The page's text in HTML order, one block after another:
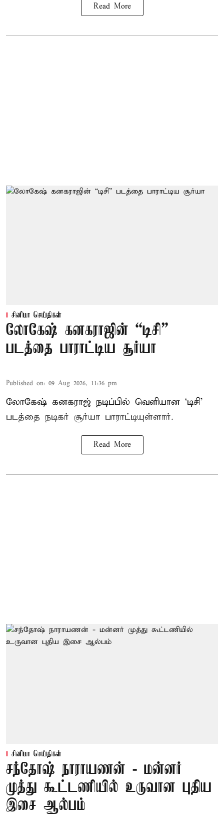
Read More
சினிமா செய்திகள்
லோகேஷ் கனகராஜின் “டிசி”
படத்தை பாராட்டிய சூர்யா
Published on: 09 Aug 2026, 11:36 pm
லோகேஷ் கனகராஜ் நடிப்பில் வெளியான ‘டிசி’
படத்தை நடிகர் சூர்யா பாராட்டியுள்ளார்.
Read More
சினிமா செய்திகள்
சந்தோஷ் நாராயணன் - மன்னர்
முத்து கூட்டணியில் உருவான புதிய
இசை ஆல்பம்